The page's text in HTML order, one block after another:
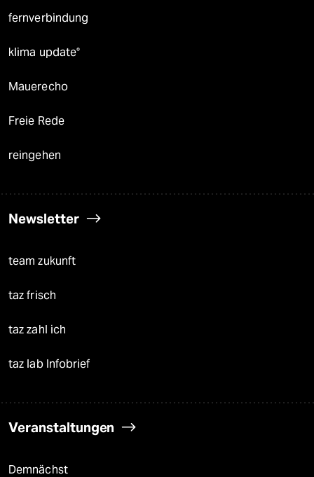
fernverbindung
klima update°
Mauerecho
Freie Rede
reingehen
Newsletter
team zukunft
taz frisch
taz zahl ich
taz lab Infobrief
Veranstaltungen
Demnächst